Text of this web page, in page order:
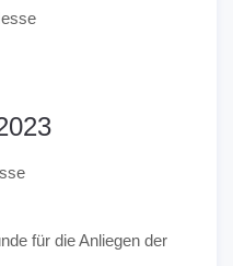
für die Anliegen der